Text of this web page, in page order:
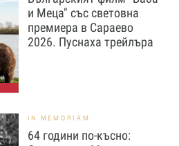
и Меца" със световна
премиера в Сараево
2026. Пуснаха трейлъра
IN MEMORIAM
64 години по-късно: